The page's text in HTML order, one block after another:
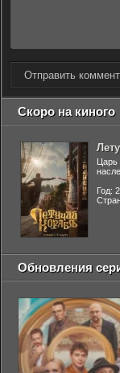
Отправить
Скоро на киного
Царь
Год:
Обновления